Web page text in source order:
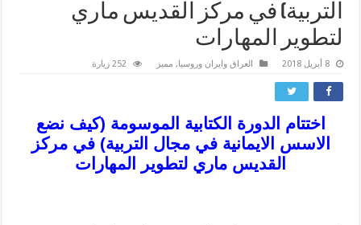
التربية) في مركز القديس ماري
لتطوير المهارات
8 أبريل 2018 العراق وايران وروسيا, مميز 252 زيارة
اختتام الدورة الكتابية الموسومة (كيف نضع
الاسس الايمانية في مجال التربية) في مركز
القديس ماري لتطوير المهارات